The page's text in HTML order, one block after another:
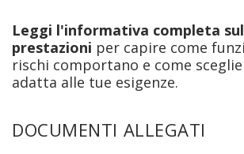
Leggi l'informativa completa
prestazioni per capire come
rischi comportano e come
adatta alle tue esigenze.
DOCUMENTI ALLEGATI